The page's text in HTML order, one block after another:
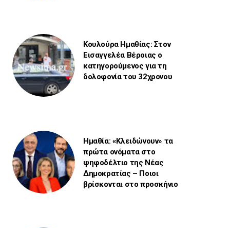
Κουλούρα Ημαθίας: Στον
Εισαγγελέα Βέροιας ο
κατηγορούμενος για τη
δολοφονία του 32χρονου
Ημαθία: «Κλειδώνουν» τα
πρώτα ονόματα στο
ψηφοδέλτιο της Νέας
Δημοκρατίας – Ποιοι
βρίσκονται στο προσκήνιο